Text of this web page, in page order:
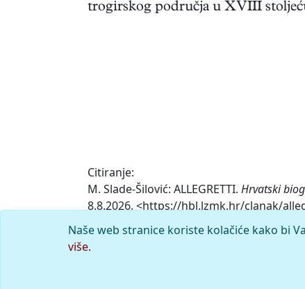
trogirskog područja u XVIII
Citiranje:
M. Slade-Šilović: ALLEGRETTI. Hrvatski
8.8.2026. <https://hbl.lzmk.hr/clanak/
Komentar
Naše web stranice koriste kolačiće kako bi
više.